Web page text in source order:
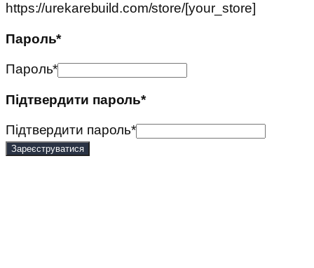
https://urekarebuild.com/store/[your_store]
Пароль*
Пароль*
Підтвердити пароль*
Підтвердити пароль*